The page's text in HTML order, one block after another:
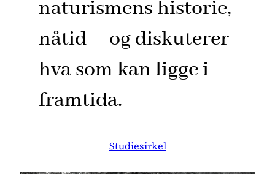
naturismens historie,
nåtid – og diskuterer
hva som kan ligge i
framtida.
Studiesirkel